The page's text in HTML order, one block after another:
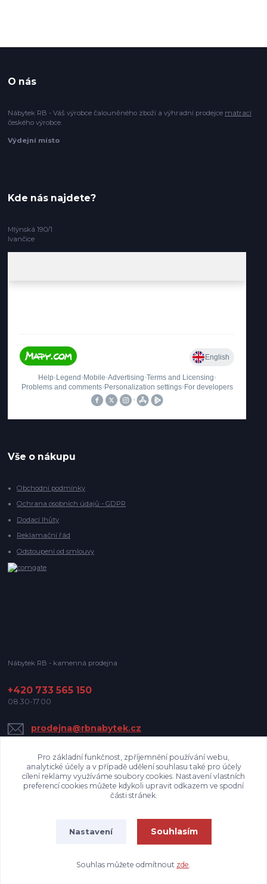
O nás
Nábytek RB - Váš výrobce čalouněného zboží a výhradní prodejce matrací
českého výrobce.
Výdejní místo
Kde nás najdete?
Mlýnská 190/1
Ivančice
Vše o nákupu
Obchodní podmínky
Ochrana osobních údajů - GDPR
Dodací lhůty
Reklamační řád
Odstoupení od smlouvy
Nábytek RB - kamenná prodejna
+420 733 565 150
08.30-17.00
prodejna@rbnabytek.cz
Upravit sběr cookies.
Vytvořeno na
Eshop-rychle.cz
Pro základní funkčnost, zpříjemnění používání webu,
analytické účely a v případě udělení souhlasu také pro účely
cílení reklamy využíváme soubory cookies. Nastavení vlastních
preferencí cookies můžete kdykoli upravit odkazem ve spodní
části stránek.
Nastavení Souhlasím
Souhlas můžete odmítnout zde